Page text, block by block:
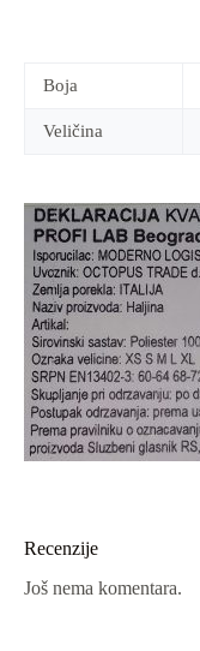
Boja
Veličina
Recenzije
Još nema komentara.